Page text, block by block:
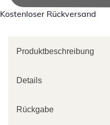
Kostenloser Rückversand
Produktbeschreibung
Details
Rückgabe